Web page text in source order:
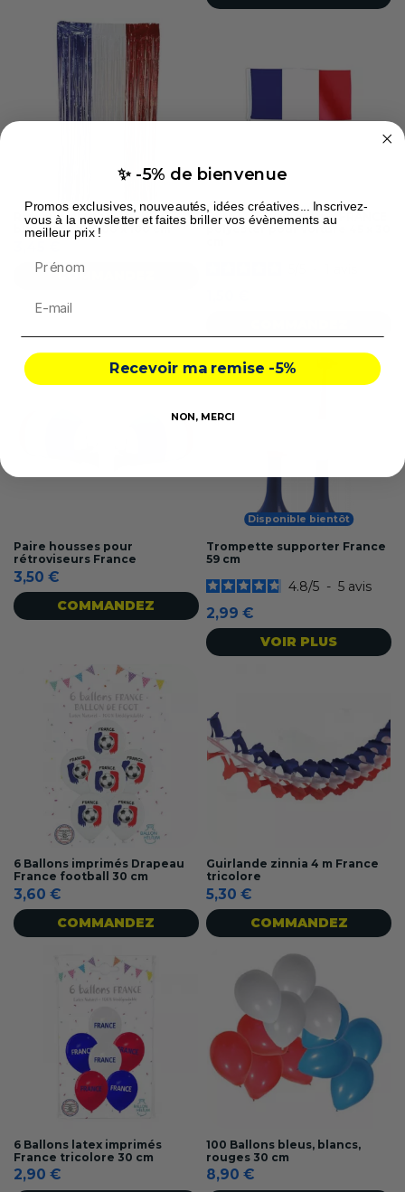
Rideau foil tricolore bleu,
blanc, rouge 200 x 100 cm
COMMANDEZ
Drapeau avec hampe FRANCE
Paire housses pour
rétroviseurs France
3,50 €
COMMANDEZ
Disponible bientôt
Trompette supporter France
59 cm
4.8/5 - 5 avis
2,99 €
VOIR PLUS
6 Ballons imprimés Drapeau
France football 30 cm
3,60 €
COMMANDEZ
Guirlande zinnia 4 m France
tricolore
5,30 €
COMMANDEZ
6 Ballons latex imprimés
France tricolore 30 cm
2,90 €
100 Ballons bleus, blancs,
rouges 30 cm
8,90 €
✨ -5% de bienvenue
Promos exclusives, nouveautés, idées créatives... Inscrivez-
vous à la newsletter et faites briller vos évènements au
meilleur prix !
Recevoir ma remise -5%
NON, MERCI